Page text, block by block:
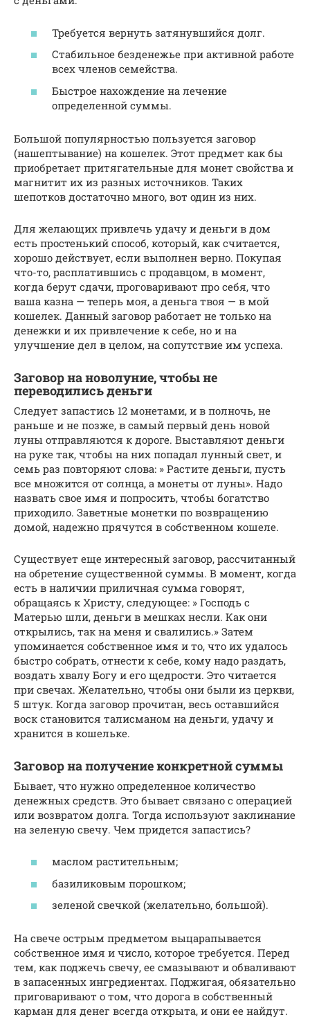
Требуется вернуть затянувшийся долг.
Стабильное безденежье при активной работе
всех членов семейства.
Быстрое нахождение на лечение
определенной суммы.
Большой популярностью пользуется заговор
(нашептывание) на кошелек. Этот предмет как бы
приобретает притягательные для монет свойства и
магнитит их из разных источников. Таких
шепотков достаточно много, вот один из них.
Для желающих привлечь удачу и деньги в дом
есть простенький способ, который, как считается,
хорошо действует, если выполнен верно. Покупая
что-то, расплатившись с продавцом, в момент,
когда берут сдачи, проговаривают про себя, что
ваша казна — теперь моя, а деньга твоя — в мой
кошелек. Данный заговор работает не только на
денежки и их привлечение к себе, но и на
улучшение дел в целом, на сопутствие им успеха.
Заговор на новолуние, чтобы не
переводились деньги
Следует запастись 12 монетами, и в полночь, не
раньше и не позже, в самый первый день новой
луны отправляются к дороге. Выставляют деньги
на руке так, чтобы на них попадал лунный свет, и
семь раз повторяют слова: » Растите деньги, пусть
все множится от солнца, а монеты от луны». Надо
назвать свое имя и попросить, чтобы богатство
приходило. Заветные монетки по возвращению
домой, надежно прячутся в собственном кошеле.
Существует еще интересный заговор, рассчитанный
на обретение существенной суммы. В момент, когда
есть в наличии приличная сумма говорят,
обращаясь к Христу, следующее: » Господь с
Матерью шли, деньги в мешках несли. Как они
открылись, так на меня и свалились.» Затем
упоминается собственное имя и то, что их удалось
быстро собрать, отнести к себе, кому надо раздать,
воздать хвалу Богу и его щедрости. Это читается
при свечах. Желательно, чтобы они были из церкви,
5 штук. Когда заговор прочитан, весь оставшийся
воск становится талисманом на деньги, удачу и
хранится в кошельке.
Заговор на получение конкретной суммы
Бывает, что нужно определенное количество
денежных средств. Это бывает связано с операцией
или возвратом долга. Тогда используют заклинание
на зеленую свечу. Чем придется запастись?
маслом растительным;
базиликовым порошком;
зеленой свечкой (желательно, большой).
На свече острым предметом выцарапывается
собственное имя и число, которое требуется. Перед
тем, как поджечь свечу, ее смазывают и обваливают
в запасенных ингредиентах. Поджигая, обязательно
приговаривают о том, что дорога в собственный
карман для денег всегда открыта, и они ее найдут.